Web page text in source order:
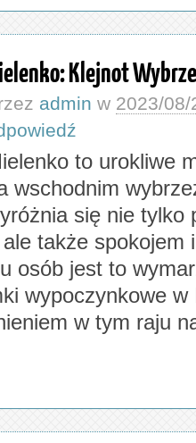
Klejnot
admin w 2023/08/
to urokliwe
wschodnim
się nie tylko
także spokojem
osób jest to
wypoczynkowe w
w tym raju